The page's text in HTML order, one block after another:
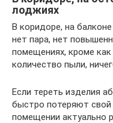
лоджиях
В коридоре, на
нет пара, нет
помещениях, кроме
количество пыли,
Если тереть изделия
быстро потеряют
помещении актуально